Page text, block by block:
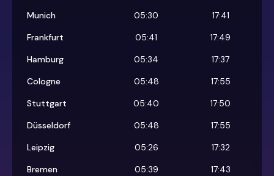
Munich
05:30
17:41
Frankfurt
05:41
17:49
Hamburg
05:34
17:37
Cologne
05:48
17:55
Stuttgart
05:40
17:50
Düsseldorf
05:48
17:55
Leipzig
05:26
17:32
Bremen
05:39
17:43